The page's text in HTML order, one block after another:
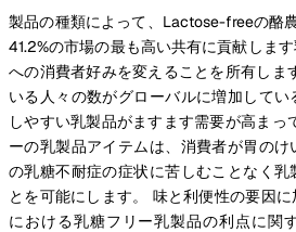
製品の種類によって、Lactose-freeの酪
41.2%の市場の最も高い共有に貢献しま
への消費者好みを変えることを所有しま
いる人々の数がグローバルに増加して
しやすい乳製品がますます需要が高まっ
ーの乳製品アイテムは、消費者が胃の
の乳糖不耐症の症状に苦しむことなく乳
とを可能にします。 味と利便性の要因
における乳糖フリー乳製品の利点に関